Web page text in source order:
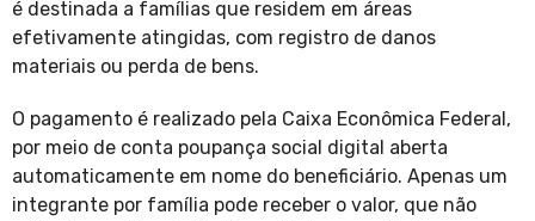
é destinada a famílias que residem em áreas
efetivamente atingidas, com registro de danos
materiais ou perda de bens.
O pagamento é realizado pela Caixa Econômica Federal,
por meio de conta poupança social digital aberta
automaticamente em nome do beneficiário. Apenas um
integrante por família pode receber o valor, que não